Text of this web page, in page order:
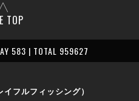
TOP
583 | TOTAL 959627
イフルフィッシング）